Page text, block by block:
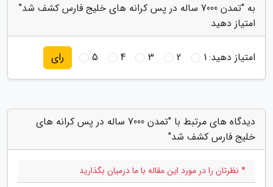
به "تمدن 7000 ساله در پس کرانه های خلیج فارس کشف شد"
امتیاز دهید
امتیاز دهید:1
2
3
4
5 رای
دیدگاه های مرتبط با "تمدن 7000 ساله در پس کرانه های
خلیج فارس کشف شد"
* نظرتان را در مورد این مقاله با ما درمیان بگذارید